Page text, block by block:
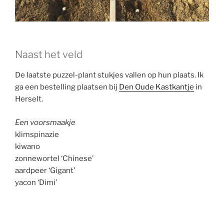
Naast het veld
De laatste puzzel-plant stukjes vallen op hun plaats. Ik
ga een bestelling plaatsen bij Den Oude Kastkantje in
Herselt.
Een voorsmaakje
klimspinazie
kiwano
zonnewortel ‘Chinese’
aardpeer ‘Gigant’
yacon ‘Dimi’